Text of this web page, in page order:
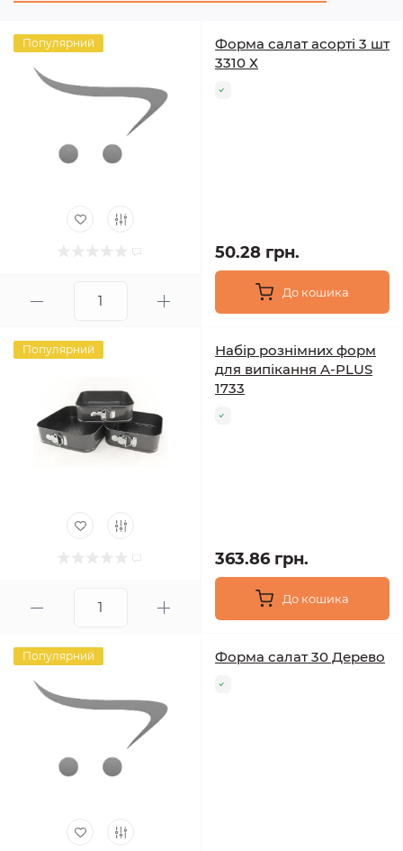
Популярний
Форма салат асорті 3 шт
3310 Х
50.28 грн.
До кошика
Популярний
Набір рознімних форм
для випікання A-PLUS
1733
363.86 грн.
До кошика
Популярний Форма салат 30 Дерево